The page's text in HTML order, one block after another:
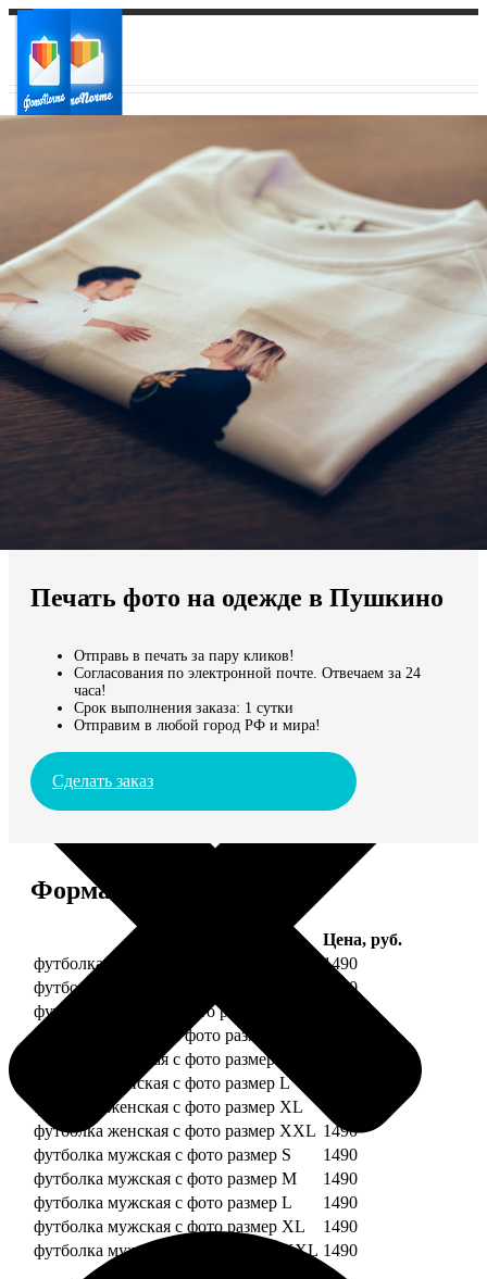
Ваш регион доставки
Выберите из списка:
Мы доставляем по всему миру
Продолжить без города
Печать фото на одежде в Пушкино
Отправь в печать за пару кликов!
Согласования по электронной почте. Отвечаем за 24
часа!
Срок выполнения заказа: 1 сутки
Отправим в любой город РФ и мира!
Сделать заказ
Форматы и цены
Цена, руб.
футболка детская с фото рост 118 см
1490
футболка детская с фото рост 128 см
1490
футболка детская с фото рост 134 см
футболка женская с фото размер S
футболка женская с фото размер M
футболка женская с фото размер L
футболка женская с фото размер XL
футболка женская с фото размер XXL 1490
футболка мужская с фото размер S
1490
футболка мужская с фото размер M
1490
футболка мужская с фото размер L
1490
футболка мужская с фото размер XL
1490
футболка мужская с фото размер XXL 1490